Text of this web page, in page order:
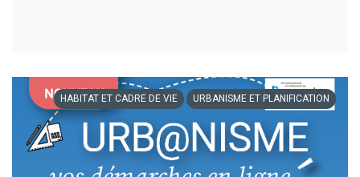
HABITAT ET CADRE DE VIE URBANISME ET PLANIFICATION